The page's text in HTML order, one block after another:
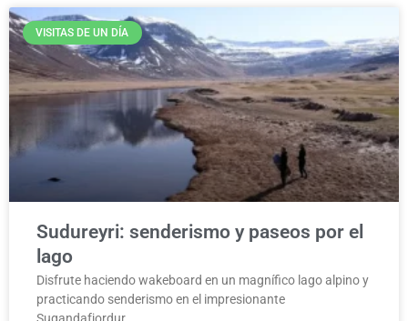
VISITAS DE UN DÍA
Sudureyri: senderismo y paseos por el
lago
Disfrute haciendo wakeboard en un magnífico lago alpino y
practicando senderismo en el impresionante
Sugandafjordur.